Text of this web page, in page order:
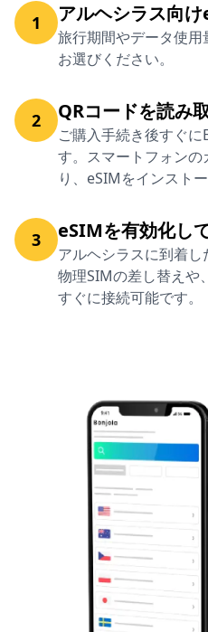
1 アルヘシラス向
旅行期間やデータ使
お選びください。
2 QRコードを読み
ご購入手続き後すぐに
す。スマートフォン
り、eSIMをインストー
3 eSIMを有効化し
アルヘシラスに到着し
物理SIMの差し替えや
すぐに接続可能です。